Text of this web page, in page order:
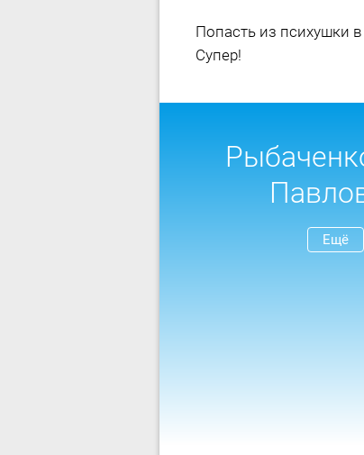
Попасть из психушки
Супер!
Ещё